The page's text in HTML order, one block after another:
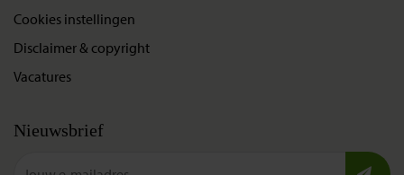
Cookies instellingen
Disclaimer & copyright
Vacatures
Nieuwsbrief